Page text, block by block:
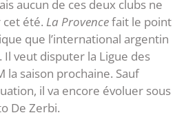
aucun de ces deux clubs ne
été. La Provencefait le point
que l’international argentin
veut disputer la Ligue des
la saison prochaine. Sauf
il va encore évoluer sous
De Zerbi.